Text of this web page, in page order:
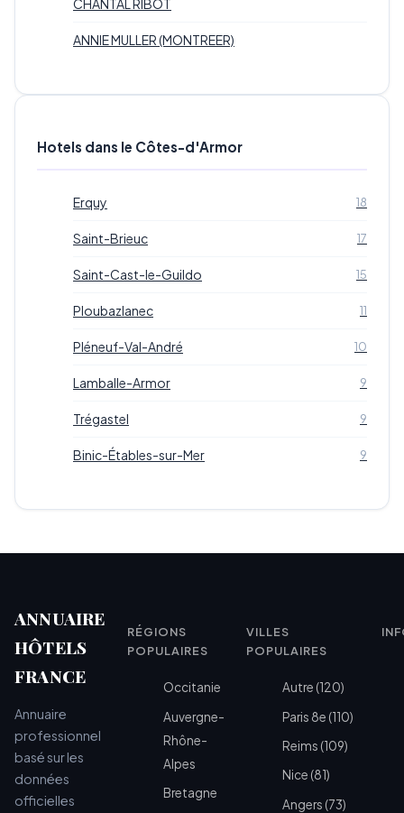
ANNIE MULLER (MONTREER)
Hotels dans le Côtes-d'Armor
Erquy 18
Saint-Brieuc 17
Saint-Cast-le-Guildo 15
Ploubazlanec 11
Pléneuf-Val-André 10
Lamballe-Armor 9
Trégastel 9
Binic-Étables-sur-Mer 9
ANNUAIRE
HÔTELS
FRANCE
Annuaire
professionnel
basé sur les
données
officielles
RÉGIONS
POPULAIRES
Occitanie
Auvergne-
Rhône-
Alpes
Bretagne
VILLES
POPULAIRES
Autre (120)
Paris 8e (110)
Reims (109)
Nice (81)
Angers (73)